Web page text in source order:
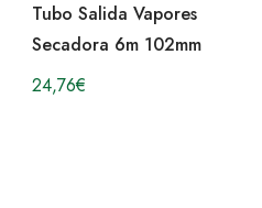
Tubo Salida Vapores
Secadora 6m 102mm
24,76€